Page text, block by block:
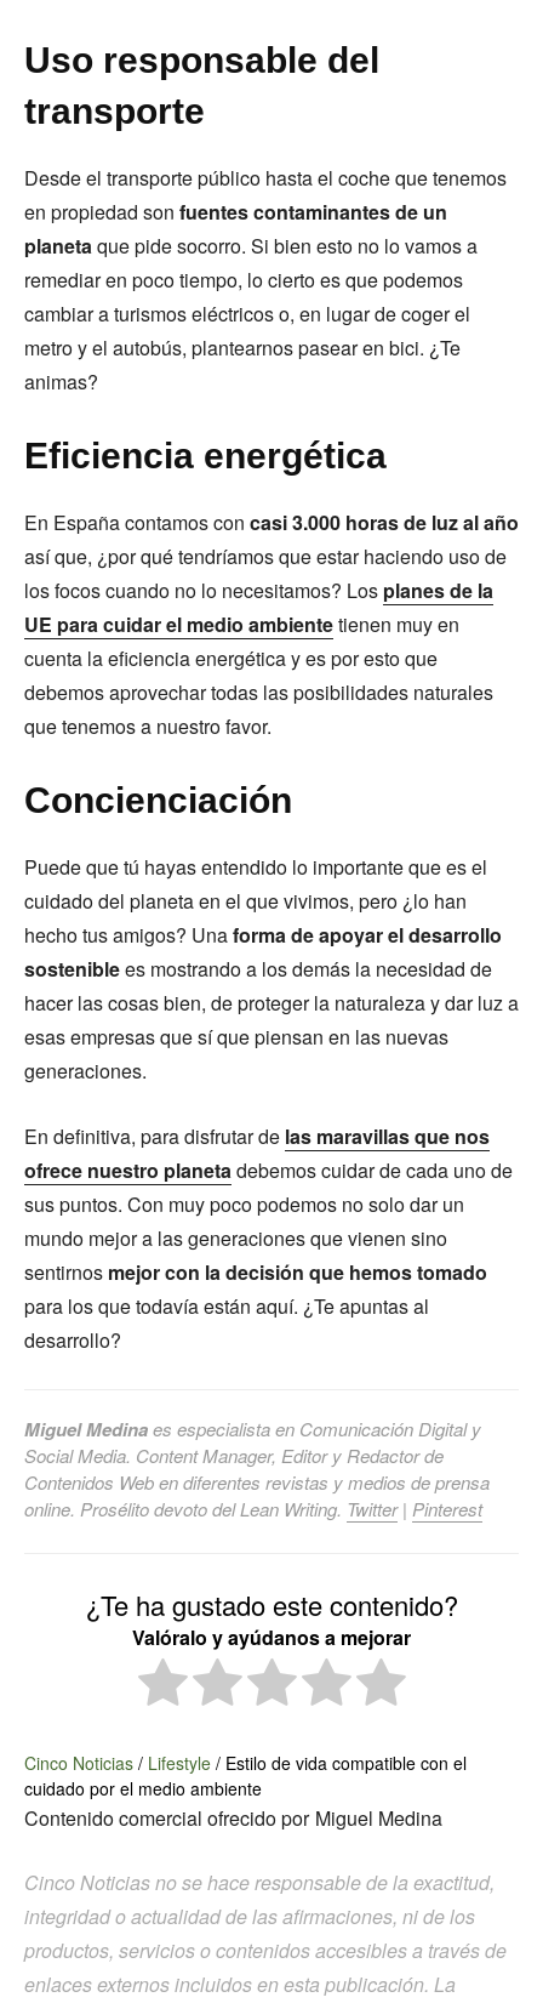
Uso responsable del
transporte
Desde el transporte público hasta el coche que tenemos
en propiedad son fuentes contaminantes de un
planeta que pide socorro. Si bien esto no lo vamos a
remediar en poco tiempo, lo cierto es que podemos
cambiar a turismos eléctricos o, en lugar de coger el
metro y el autobús, plantearnos pasear en bici. ¿Te
animas?
Eficiencia energética
En España contamos con casi 3.000 horas de luz al año
así que, ¿por qué tendríamos que estar haciendo uso de
los focos cuando no lo necesitamos? Los planes de la
UE para cuidar el medio ambientetienen muy en
cuenta la eficiencia energética y es por esto que
debemos aprovechar todas las posibilidades naturales
que tenemos a nuestro favor.
Concienciación
Puede que tú hayas entendido lo importante que es el
cuidado del planeta en el que vivimos, pero ¿lo han
hecho tus amigos? Unaforma de apoyar el desarrollo
sosteniblees mostrando a los demás la necesidad de
hacer las cosas bien, de proteger la naturaleza y dar luz a
esas empresas que sí que piensan en las nuevas
generaciones.
En definitiva, para disfrutar de las maravillas que nos
ofrece nuestro planeta debemos cuidar de cada uno de
sus puntos. Con muy poco podemos no solo dar un
mundo mejor a las generaciones que vienen sino
sentirnos mejor con la decisión que hemos tomado
para los que todavía están aquí. ¿Te apuntas al
desarrollo?
Miguel Medinaes especialista en Comunicación Digital y
Social Media. Content Manager, Editor y Redactor de
Contenidos Web en diferentes revistas y medios de prensa
online. Prosélito devoto del Lean Writing. Twitter| Pinterest
¿Te ha gustado este contenido?
Valóralo y ayúdanos a mejorar
Cinco Noticias / Lifestyle / Estilo de vida compatible con el
cuidado por el medio ambiente
Contenido comercial ofrecido por Miguel Medina
Cinco Noticias no se hace responsable de la exactitud,
integridad o actualidad de las afirmaciones, ni de los
productos, servicios o contenidos accesibles a través de
enlaces externos incluidos en esta publicación. La